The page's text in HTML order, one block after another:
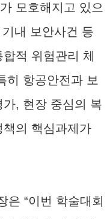
모호해지고 있으
내 보안사건 등
적 위험관리 체
히 항공안전과 보
, 현장 중심의 복
의 핵심과제가
은 “이번 학술대회